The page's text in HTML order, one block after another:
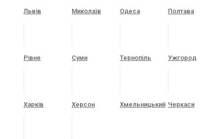
Львів Миколаїв Одеса Полтава
Рівне Суми Тернопіль Ужгород
Харків Херсон Хмельницький Черкаси